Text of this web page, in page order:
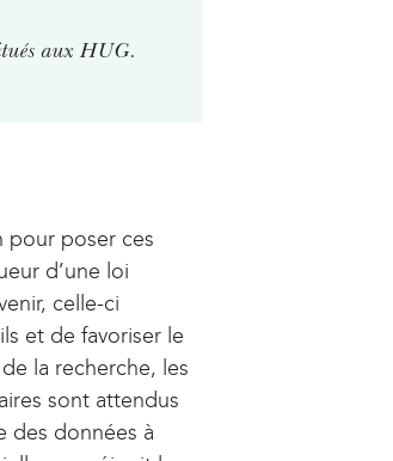
x
l
)
aux HUG.
pour poser ces
d’une loi
celle­-ci
et de favoriser le
la recherche, les
sont attendus
des données à